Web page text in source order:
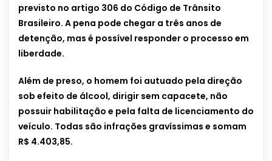
previsto no artigo 306 do Código de Trânsito
Brasileiro. A pena pode chegar a três anos de
detenção, mas é possível responder o processo em
liberdade.
Além de preso, o homem foi autuado pela direção
sob efeito de álcool, dirigir sem capacete, não
possuir habilitação e pela falta de licenciamento do
veículo. Todas são infrações gravíssimas e somam
R$ 4.403,85.